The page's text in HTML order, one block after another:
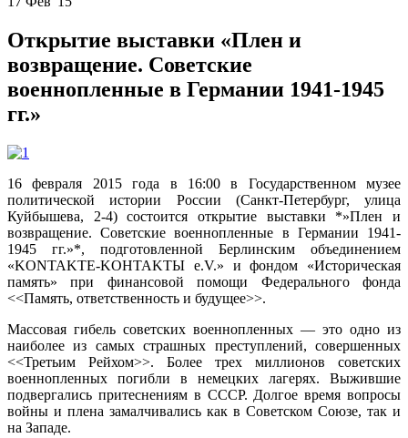
Открытие выставки «Плен и
возвращение. Советские
военнопленные в Германии 1941-1945
гг.»
16 февраля 2015 года в 16:00 в Государственном музее
политической истории России (Санкт-Петербург, улица
Куйбышева, 2-4) состоится открытие выставки *»Плен и
возвращение. Советские военнопленные в Германии 1941-
1945 гг.»*, подготовленной Берлинским объединением
«KONTAKTE-KOHTAKTЫ e.V.» и фондом «Историческая
память» при финансовой помощи Федерального фонда
<<Память, ответственность и будущее>>.
Массовая гибель советских военнопленных — это одно из
наиболее из самых страшных преступлений, совершенных
<<Третьим Рейхом>>. Более трех миллионов советских
военнопленных погибли в немецких лагерях. Выжившие
подвергались притеснениям в СССР. Долгое время вопросы
войны и плена замалчивались как в Советском Союзе, так и
на Западе.